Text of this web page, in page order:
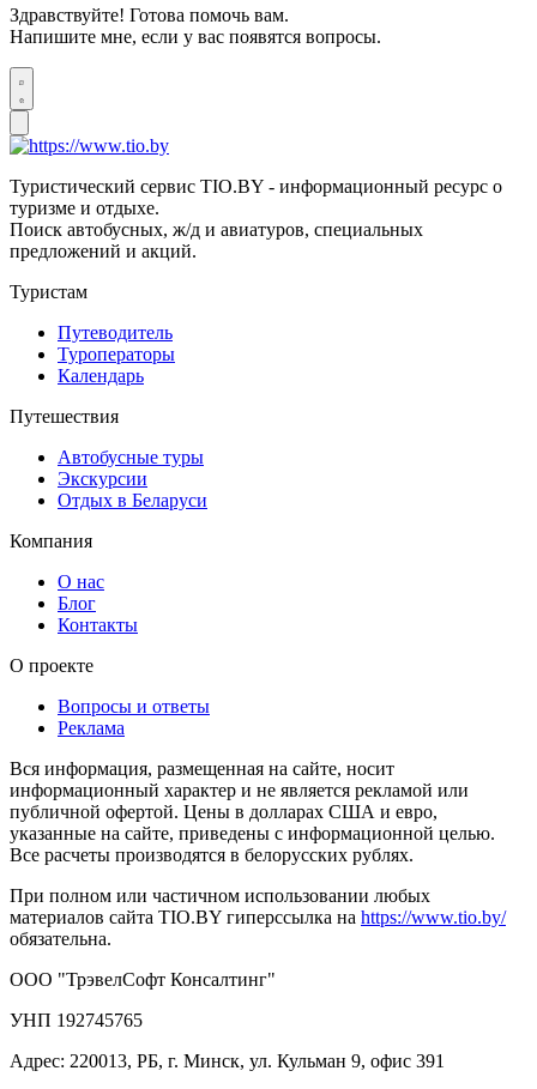
Здравствуйте! Готова помочь вам.
Напишите мне, если у вас появятся вопросы.
Туристический сервис TIO.BY - информационный ресурс о
туризме и отдыхе.
Поиск автобусных, ж/д и авиатуров, специальных
предложений и акций.
Туристам
Путеводитель
Туроператоры
Календарь
Путешествия
Автобусные туры
Экскурсии
Отдых в Беларуси
Компания
О нас
Блог
Контакты
О проекте
Вопросы и ответы
Реклама
Вся информация, размещенная на сайте, носит
информационный характер и не является рекламой или
публичной офертой. Цены в долларах США и евро,
указанные на сайте, приведены с информационной целью.
Все расчеты производятся в белорусских рублях.
При полном или частичном использовании любых
материалов сайта TIO.BY гиперссылка на https://www.tio.by/
обязательна.
ООО "ТрэвелСофт Консалтинг"
УНП 192745765
Адрес: 220013, РБ, г. Минск, ул. Кульман 9, офис 391